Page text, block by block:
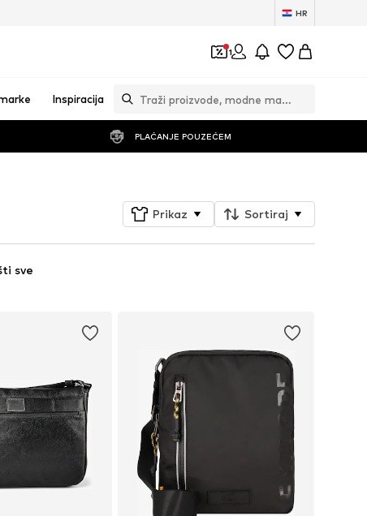
HR
1
Inspiracija
PLAĆANJE POUZEĆEM
Prikaz Sortiraj
sve